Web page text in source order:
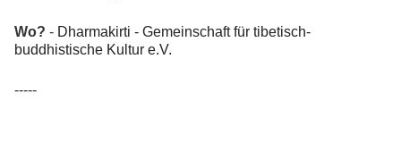
Wo? - Dharmakirti - Gemeinschaft für tibetisch-
buddhistische Kultur e.V.
-----